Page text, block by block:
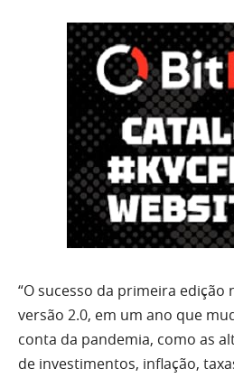
“O sucesso da primeira edição
versão 2.0, em um ano que
conta da pandemia, como as
de investimentos, inflação,